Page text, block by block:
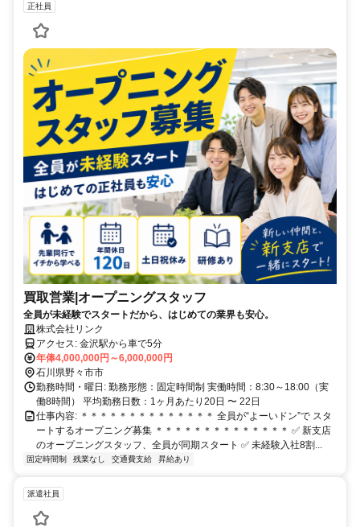
正社員
買取営業|オープニングスタッフ
全員が未経験でスタートだから、はじめての業界も安心。
株式会社リンク
アクセス: 金沢駅から車で5分
年俸4,000,000円～6,000,000円
石川県野々市市
勤務時間・曜日: 勤務形態：固定時間制 実働時間：8:30～18:00（実
働8時間） 平均勤務日数：1ヶ月あたり20日 〜 22日
仕事内容: ＊＊＊＊＊＊＊＊＊＊＊＊＊＊ 全員が“よーいドン”で スタ
ートするオープニング募集 ＊＊＊＊＊＊＊＊＊＊＊＊＊＊ ✅ 新支店
のオープニングスタッフ、全員が同期スタート ✅ 未経験入社8割...
固定時間制 残業なし 交通費支給 昇給あり
派遣社員